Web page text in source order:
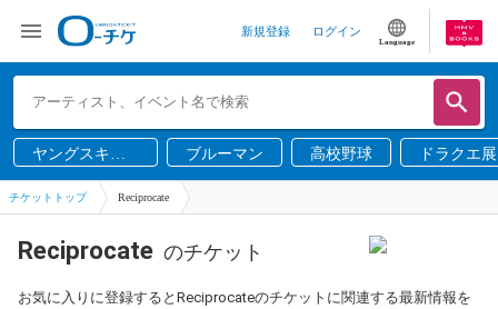
新規登録 ログイン
Language
ヤングスキニ
ー
ブルーマン 高校野球 ドラクエ展
チケットトップ Reciprocate
Reciprocate のチケット
お気に入りに登録するとReciprocateのチケットに関連する最新情報を